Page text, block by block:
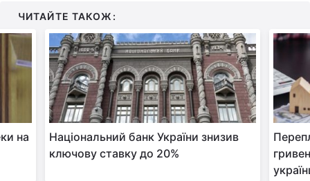
ЧИТАЙТЕ ТАКОЖ:
на
Національний банк України знизив
ключову ставку до 20%